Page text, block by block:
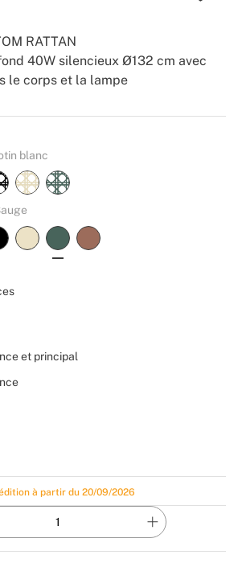
40W silencieux Ø132 cm avec
le corps et la lampe
RATTAN
blanc
et principal
à partir du 20/09/2026